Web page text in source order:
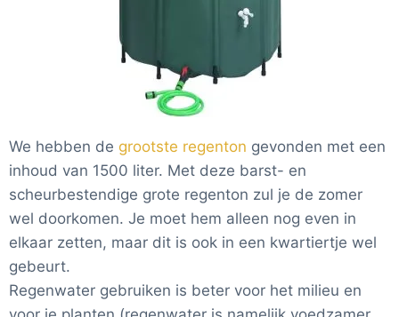
We hebben de grootste regenton gevonden met een
inhoud van 1500 liter. Met deze barst- en
scheurbestendige grote regenton zul je de zomer
wel doorkomen. Je moet hem alleen nog even in
elkaar zetten, maar dit is ook in een kwartiertje wel
gebeurt.
Regenwater gebruiken is beter voor het milieu en